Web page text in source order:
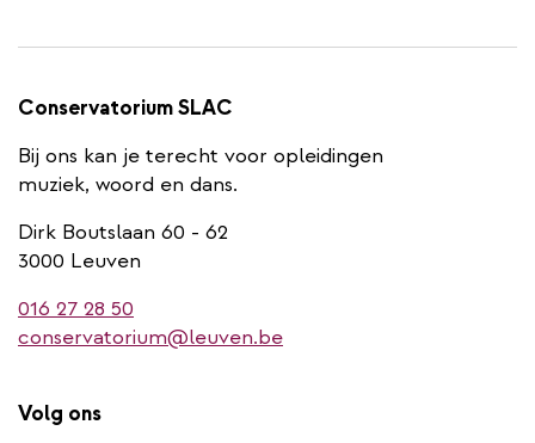
Conservatorium SLAC
Bij ons kan je terecht voor opleidingen
muziek, woord en dans.
Dirk Boutslaan 60 - 62
3000 Leuven
016 27 28 50
conservatorium@leuven.be
Volg ons